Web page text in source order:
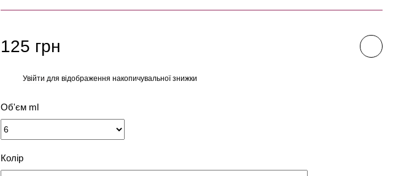
125 грн
Увійти для відображення накопичувальної знижки
Об'єм ml
Колір